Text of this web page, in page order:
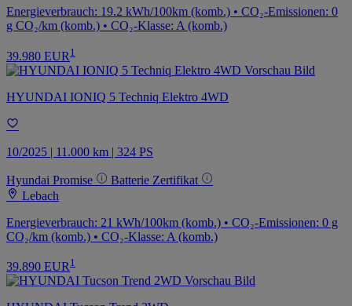
Energieverbrauch: 19.2 kWh/100km (komb.) • CO₂-Emissionen: 0
g CO₂/km (komb.) • CO₂-Klasse: A (komb.)
39.980 EUR 1
HYUNDAI IONIQ 5 Techniq Elektro 4WD
10/2025 | 11.000 km | 324 PS
Hyundai Promise
Batterie Zertifikat
Lebach
Energieverbrauch: 21 kWh/100km (komb.) • CO₂-Emissionen: 0 g
CO₂/km (komb.) • CO₂-Klasse: A (komb.)
39.890 EUR 1